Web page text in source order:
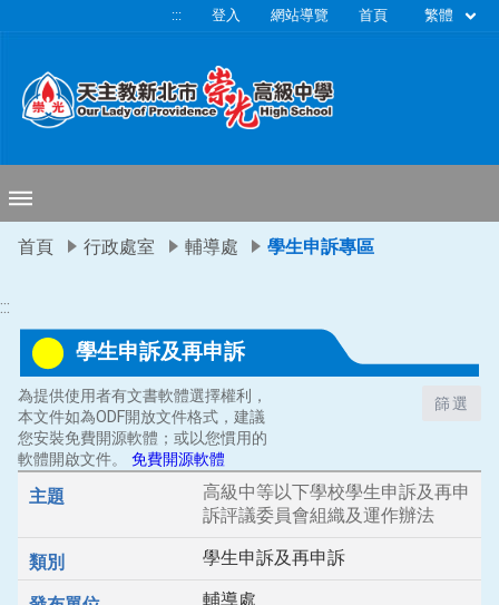
移至網頁之主要內容區位置
::: 登入 網站導覽 首頁 繁體
首頁 行政處室 輔導處 學生申訴專區
:::
學生申訴及再申訴
為提供使用者有文書軟體選擇權利，
本文件如為ODF開放文件格式，建議
您安裝免費開源軟體；或以您慣用的
軟體開啟文件。 免費開源軟體
篩選
高級中等以下學校學生申訴及再申
訴評議委員會組織及運作辦法
學生申訴及再申訴
輔導處